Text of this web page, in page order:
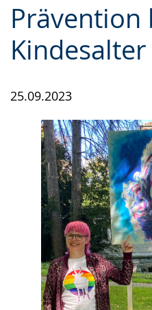
Kindesalter
25.09.2023